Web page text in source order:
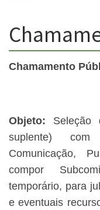
Chamamento
Objeto: Seleção
suplente)
Comunicação,
compor
temporário, para
e eventuais